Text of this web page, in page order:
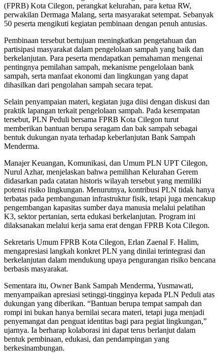
(FPRB) Kota Cilegon, perangkat kelurahan, para ketua RW,
perwakilan Dermaga Malang, serta masyarakat setempat. Sebanyak
50 peserta mengikuti kegiatan pembinaan dengan penuh antusias.
Pembinaan tersebut bertujuan meningkatkan pengetahuan dan
partisipasi masyarakat dalam pengelolaan sampah yang baik dan
berkelanjutan. Para peserta mendapatkan pemahaman mengenai
pentingnya pemilahan sampah, mekanisme pengelolaan bank
sampah, serta manfaat ekonomi dan lingkungan yang dapat
dihasilkan dari pengolahan sampah secara tepat.
Selain penyampaian materi, kegiatan juga diisi dengan diskusi dan
praktik lapangan terkait pengelolaan sampah. Pada kesempatan
tersebut, PLN Peduli bersama FPRB Kota Cilegon turut
memberikan bantuan berupa seragam dan bak sampah sebagai
bentuk dukungan nyata terhadap keberlanjutan Bank Sampah
Menderma.
Manajer Keuangan, Komunikasi, dan Umum PLN UPT Cilegon,
Nurul Azhar, menjelaskan bahwa pemilihan Kelurahan Gerem
didasarkan pada catatan historis wilayah tersebut yang memiliki
potensi risiko lingkungan. Menurutnya, kontribusi PLN tidak hanya
terbatas pada pembangunan infrastruktur fisik, tetapi juga mencakup
pengembangan kapasitas sumber daya manusia melalui pelatihan
K3, sektor pertanian, serta edukasi berkelanjutan. Program ini
dilaksanakan melalui kerja sama erat dengan FPRB Kota Cilegon.
Sekretaris Umum FPRB Kota Cilegon, Erlan Zaenal F. Halim,
mengapresiasi langkah konkret PLN yang dinilai terintegrasi dan
berkelanjutan dalam mendukung upaya pengurangan risiko bencana
berbasis masyarakat.
Sementara itu, Owner Bank Sampah Menderma, Yusmawati,
menyampaikan apresiasi setinggi-tingginya kepada PLN Peduli atas
dukungan yang diberikan. “Bantuan berupa tempat sampah dan
rompi ini bukan hanya bernilai secara materi, tetapi juga menjadi
penyemangat dan penguat identitas bagi para pegiat lingkungan,”
ujarnya. Ia berharap kolaborasi ini dapat terus berlanjut dalam
bentuk pembinaan, edukasi, dan pendampingan yang
berkesinambungan.